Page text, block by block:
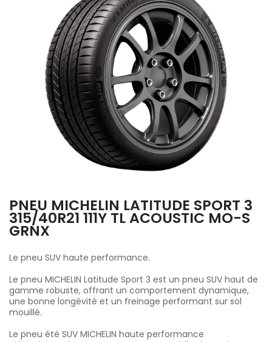
PNEU MICHELIN LATITUDE SPORT 3
315/40R21 111Y TL ACOUSTIC MO-S
GRNX
Le pneu SUV haute performance.
Le pneu MICHELIN Latitude Sport 3 est un pneu SUV haut de
gamme robuste, offrant un comportement dynamique,
une bonne longévité et un freinage performant sur sol
mouillé.
Le pneu été SUV MICHELIN haute performance